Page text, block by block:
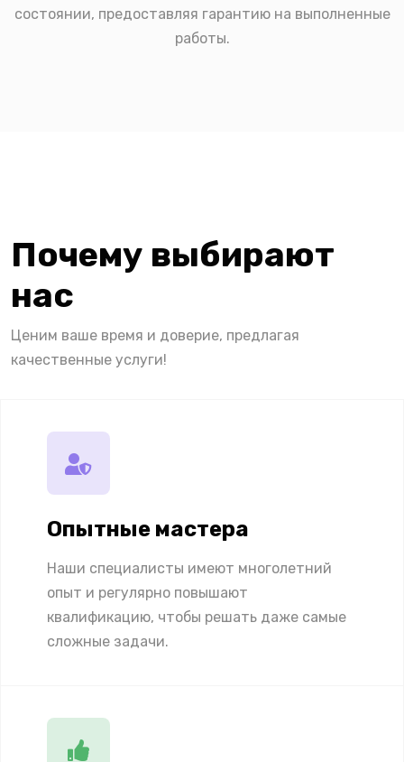
состоянии, предоставляя гарантию на выполненные
работы.
Почему выбирают
нас
Ценим ваше время и доверие, предлагая
качественные услуги!
Опытные мастера
Наши специалисты имеют многолетний
опыт и регулярно повышают
квалификацию, чтобы решать даже самые
сложные задачи.